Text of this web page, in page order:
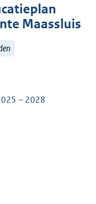
Maassluis
– 2028